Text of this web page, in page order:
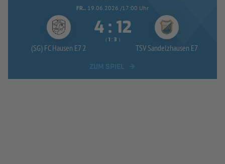
FR.. 19.06.2026 /17:00 Uhr
(SG) FC Hausen E7 2
 : 
(  :  )
TSV Sandelzhausen E7